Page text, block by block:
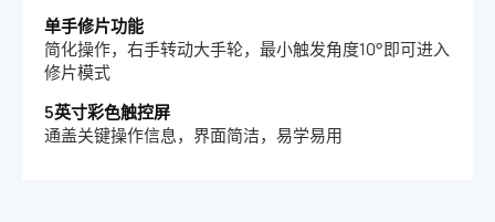
单手修片功能
简化操作，右手转动大手轮，最小触发角度10°即可进入
修片模式
5英寸彩色触控屏
通盖关键操作信息，界面简洁，易学易用